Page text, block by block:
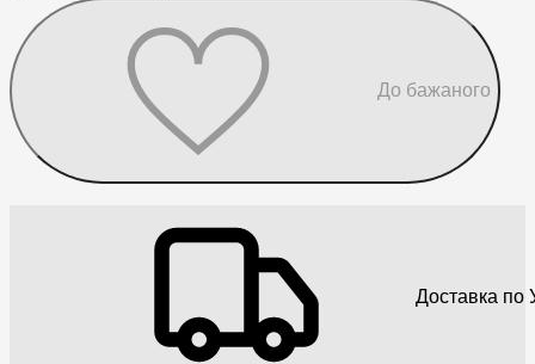
До бажаного
Доставка по